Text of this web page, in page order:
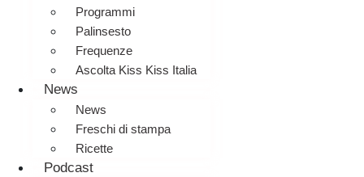
Programmi
Palinsesto
Frequenze
Ascolta Kiss Kiss Italia
News
News
Freschi di stampa
Ricette
Podcast